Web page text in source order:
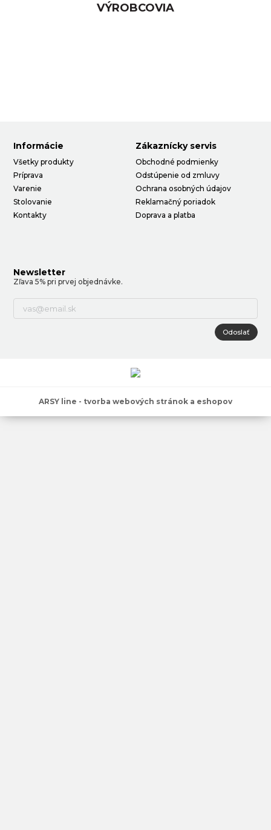
VÝROBCOVIA
Informácie
Všetky produkty
Príprava
Varenie
Stolovanie
Kontakty
Zákaznícky servis
Obchodné podmienky
Odstúpenie od zmluvy
Ochrana osobných údajov
Reklamačný poriadok
Doprava a platba
Newsletter
Zľava 5% pri prvej objednávke.
Odoslať
ARSY line - tvorba webových stránok a eshopov